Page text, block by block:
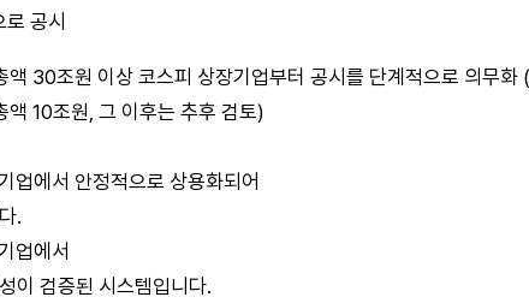
공시
30조원 이상 코스피 상장기업부터 공시를 단계적으로 의무
10조원, 그 이후는 추후 검토)
에서 안정적으로 상용화되어
.
업에서
이 검증된 시스템입니다.